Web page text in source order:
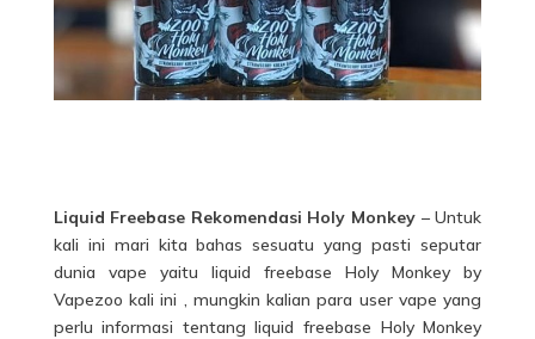
Liquid Freebase Rekomendasi Holy Monkey – Untuk
kali ini mari kita bahas sesuatu yang pasti seputar
dunia vape yaitu liquid freebase Holy Monkey by
Vapezoo kali ini , mungkin kalian para user vape yang
perlu informasi tentang liquid freebase Holy Monkey